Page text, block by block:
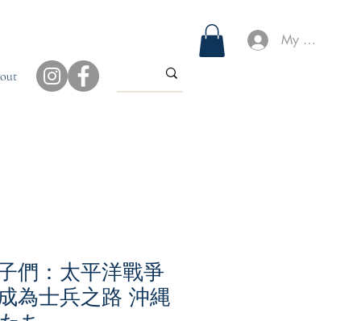
My Account
們：太平洋戰爭
為士兵之路 沖縄